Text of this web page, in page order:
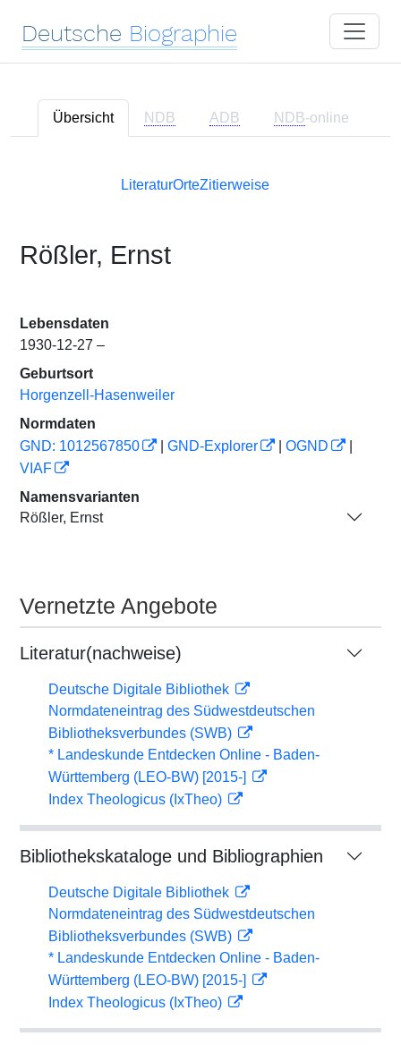
Deutsche Biographie
Übersicht NDB ADB NDB-online
LiteraturOrteZitierweise
Rößler, Ernst
Lebensdaten
1930-12-27 –
Geburtsort
Horgenzell-Hasenweiler
Normdaten
GND: 1012567850
GND-Explorer OGND
VIAF
Namensvarianten
Rößler, Ernst
Vernetzte Angebote
Literatur(nachweise)
Deutsche Digitale Bibliothek
Normdateneintrag des Südwestdeutschen
Bibliotheksverbundes (SWB)
* Landeskunde Entdecken Online - Baden-
Württemberg (LEO-BW) [2015-]
Index Theologicus (IxTheo)
Bibliothekskataloge und Bibliographien
Deutsche Digitale Bibliothek
Normdateneintrag des Südwestdeutschen
Bibliotheksverbundes (SWB)
* Landeskunde Entdecken Online - Baden-
Württemberg (LEO-BW) [2015-]
Index Theologicus (IxTheo)